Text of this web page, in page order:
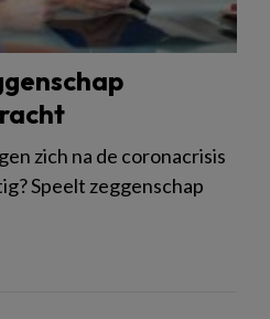
zich na de coronacrisis
Speelt zeggenschap